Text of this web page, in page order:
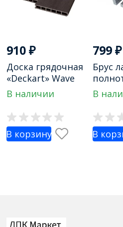
910₽
Доска грядочная
«Deckart» Wave
300х30мм.
В наличии
В корзину
799₽
Брус
В
В